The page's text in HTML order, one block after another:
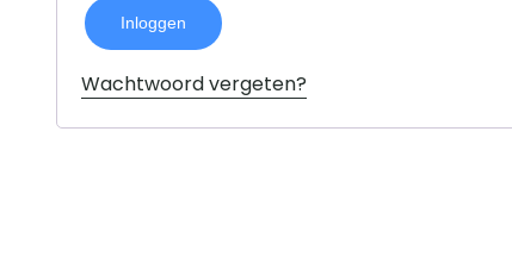
Inloggen
Wachtwoord vergeten?